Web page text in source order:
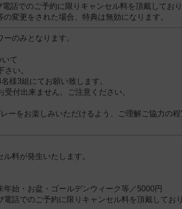
話でのご予約に限りキャンセル料を頂戴しており
変更をされた場合、特典は無効になります。
のみとなります。
て
い。
様3組にてお願い致します。
付出来ません。ご注意ください。
ーをお楽しみいただけるよう、ご理解ご協力の程
料が発生いたします。
年始・お盆・ゴールデンウィーク等／5000円
話でのご予約に限りキャンセル料を頂戴しており